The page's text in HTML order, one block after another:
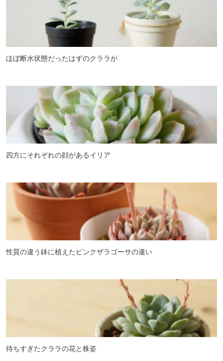
ほぼ断水状態だったはずのクララが
四方にそれぞれの顔があるイリア
性質の違う鉢に植えたピンクザラゴーサの違い
待ちすぎたクララの花と株姿